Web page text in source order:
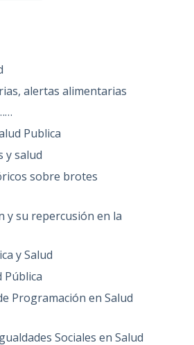
alertas alimentarias
Publica
y salud
sobre brotes
y su repercusión en la
y Salud
Pública
Programación en Salud
Sociales en Salud